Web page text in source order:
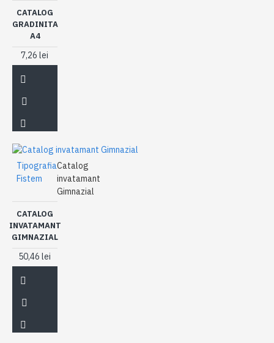
CATALOG
GRADINITA
A4
7,26 lei
Tipografia
Fistem
Catalog
invatamant
Gimnazial
CATALOG
INVATAMANT
GIMNAZIAL
50,46 lei